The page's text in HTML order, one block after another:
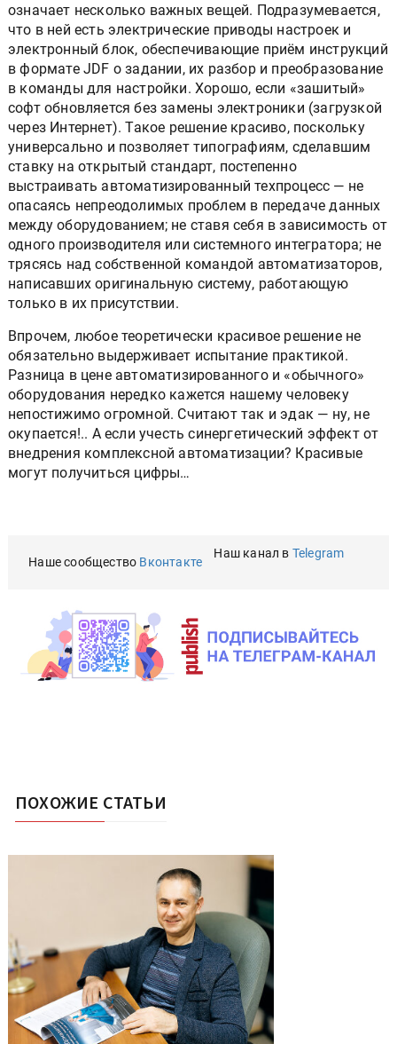
означает несколько важных вещей. Подразумевается,
что в ней есть электрические приводы настроек и
электронный блок, обеспечивающие приём инструкций
в формате JDF о задании, их разбор и преобразование
в команды для настройки. Хорошо, если «зашитый»
софт обновляется без замены электроники (загрузкой
через Интернет). Такое решение красиво, поскольку
универсально и позволяет типографиям, сделавшим
ставку на открытый стандарт, постепенно
выстраивать автоматизированный техпроцесс — не
опасаясь непреодолимых проблем в передаче данных
между оборудованием; не ставя себя в зависимость от
одного производителя или системного интегратора; не
трясясь над собственной командой автоматизаторов,
написавших оригинальную систему, работающую
только в их присутствии.
Впрочем, любое теоретически красивое решение не
обязательно выдерживает испытание практикой.
Разница в цене автоматизированного и «обычного»
оборудования нередко кажется нашему человеку
непостижимо огромной. Считают так и эдак — ну, не
окупается!.. А если учесть синергетический эффект от
внедрения комплексной автоматизации? Красивые
могут получиться цифры…
Наше сообщество Вконтакте
Наш канал в Telegram
ПОХОЖИЕ СТАТЬИ